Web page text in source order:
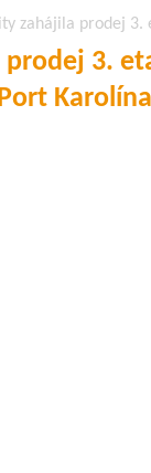
zahájila prodej
prodej 3.